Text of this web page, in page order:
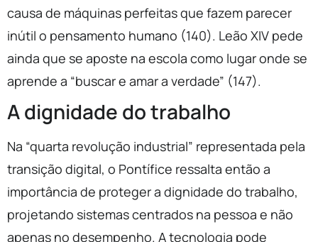
causa de máquinas perfeitas que fazem parecer
inútil o pensamento humano (140). Leão XIV pede
ainda que se aposte na escola como lugar onde se
aprende a “buscar e amar a verdade” (147).
A dignidade do trabalho
Na “quarta revolução industrial” representada pela
transição digital, o Pontífice ressalta então a
importância de proteger a dignidade do trabalho,
projetando sistemas centrados na pessoa e não
apenas no desempenho. A tecnologia pode